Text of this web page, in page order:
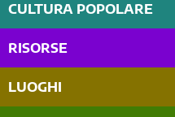
CULTURA POPOLARE
RISORSE
LUOGHI